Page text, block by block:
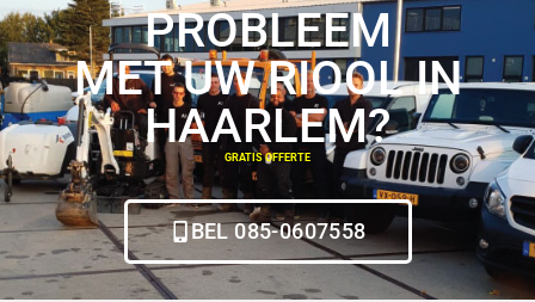
PROBLEEM
MET UW RIOOL IN
HAARLEM?
GRATIS OFFERTE
BEL 085-0607558